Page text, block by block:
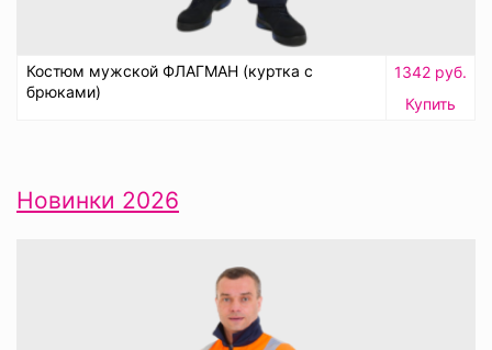
Костюм мужской ФЛАГМАН (куртка с
брюками)
1342 руб.
Купить
Новинки 2026